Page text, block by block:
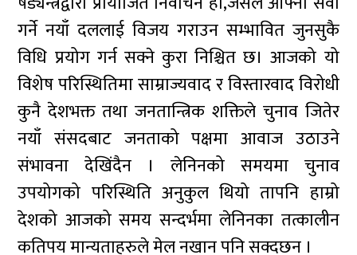
गर्ने नयाँ दललाई विजय गराउन सम्भावित जुनसुकै
विधि प्रयोग गर्न सक्ने कुरा निश्चित छ। आजको यो
विशेष परिस्थितिमा साम्राज्यवाद र विस्तारवाद विरोधी
कुनै देशभक्त तथा जनतान्त्रिक शक्तिले चुनाव जितेर
नयाँ संसदबाट जनताको पक्षमा आवाज उठाउने
संभावना देखिंदैन । लेनिनको समयमा चुनाव
उपयोगको परिस्थिति अनुकुल थियो तापनि हाम्रो
देशको आजको समय सन्दर्भमा लेनिनका तत्कालीन
कतिपय मान्यताहरुले मेल नखान पनि सक्दछन ।